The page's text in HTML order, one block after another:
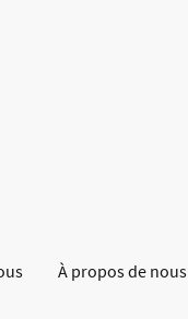
À propos de nous